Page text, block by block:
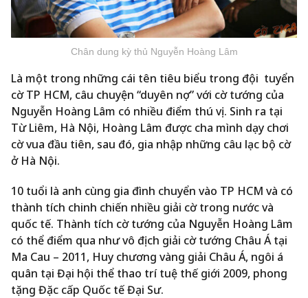
Chân dung kỳ thủ Nguyễn Hoàng Lâm
Là một trong những cái tên tiêu biểu trong đội tuyển
cờ TP HCM, câu chuyện “duyên nợ” với cờ tướng của
Nguyễn Hoàng Lâm có nhiều điểm thú vị. Sinh ra tại
Từ Liêm, Hà Nội, Hoàng Lâm được cha mình dạy chơi
cờ vua đầu tiên, sau đó, gia nhập những câu lạc bộ cờ
ở Hà Nội.
10 tuổi là anh cùng gia đình chuyển vào TP HCM và có
thành tích chinh chiến nhiều giải cờ trong nước và
quốc tế. Thành tích cờ tướng của Nguyễn Hoàng Lâm
có thể điểm qua như vô địch giải cờ tướng Châu Á tại
Ma Cau – 2011, Huy chương vàng giải Châu Á, ngôi á
quân tại Đại hội thể thao trí tuệ thế giới 2009, phong
tặng Đặc cấp Quốc tế Đại Sư.